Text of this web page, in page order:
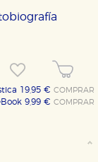
19,95 €COMPRAR
9,99 €COMPRAR